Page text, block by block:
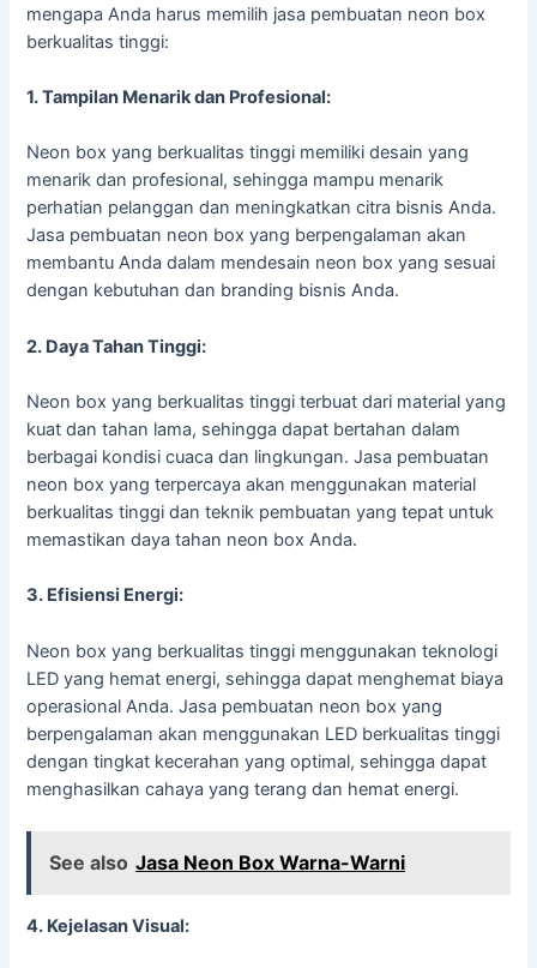
mengapa Anda harus memilih jasa pembuatan neon box
berkualitas tinggi:
1. Tampilan Menarik dan Profesional:
Neon box yang berkualitas tinggi memiliki desain yang
menarik dan profesional, sehingga mampu menarik
perhatian pelanggan dan meningkatkan citra bisnis Anda.
Jasa pembuatan neon box yang berpengalaman akan
membantu Anda dalam mendesain neon box yang sesuai
dengan kebutuhan dan branding bisnis Anda.
2. Daya Tahan Tinggi:
Neon box yang berkualitas tinggi terbuat dari material yang
kuat dan tahan lama, sehingga dapat bertahan dalam
berbagai kondisi cuaca dan lingkungan. Jasa pembuatan
neon box yang terpercaya akan menggunakan material
berkualitas tinggi dan teknik pembuatan yang tepat untuk
memastikan daya tahan neon box Anda.
3. Efisiensi Energi:
Neon box yang berkualitas tinggi menggunakan teknologi
LED yang hemat energi, sehingga dapat menghemat biaya
operasional Anda. Jasa pembuatan neon box yang
berpengalaman akan menggunakan LED berkualitas tinggi
dengan tingkat kecerahan yang optimal, sehingga dapat
menghasilkan cahaya yang terang dan hemat energi.
See also Jasa Neon Box Warna-Warni
4. Kejelasan Visual: